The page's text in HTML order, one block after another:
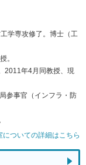
学専攻修了。博士（工
。
2011年4月同教授、現
参事官（インフラ・防
ついての詳細はこちら